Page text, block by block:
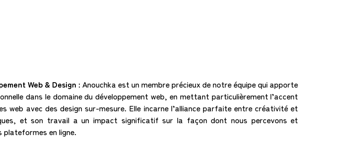
Web & Design : Anouchka est un membre précieux de notre équipe qui apporte
dans le domaine du développement web, en mettant particulièrement l’accent
web avec des design sur-mesure. Elle incarne l’alliance parfaite entre créativité et
et son travail a un impact significatif sur la façon dont nous percevons et
plateformes en ligne.